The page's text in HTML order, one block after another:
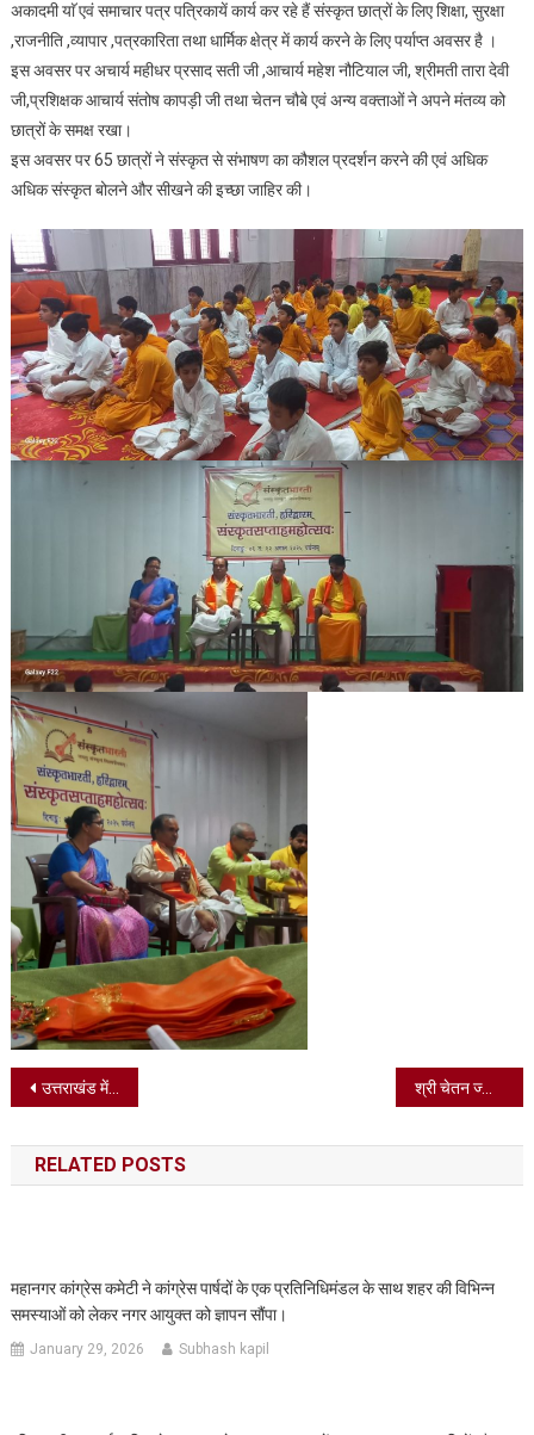
शिविर
का
समापन
हुआ।
अकादमी याॅ एवं समाचार पत्र पत्रिकायें कार्य कर रहे हैं संस्कृत छात्रों के लिए शिक्षा, सुरक्षा
,राजनीति ,व्यापार ,पत्रकारिता तथा धार्मिक क्षेत्र में कार्य करने के लिए पर्याप्त अवसर है ।
इस अवसर पर अचार्य महीधर प्रसाद सती जी ,आचार्य महेश नौटियाल जी, श्रीमती तारा देवी
जी,प्रशिक्षक आचार्य संतोष कापड़ी जी तथा चेतन चौबे एवं अन्य वक्ताओं ने अपने मंतव्य को
छात्रों के समक्ष रखा।
इस अवसर पर 65 छात्रों ने संस्कृत से संभाषण का कौशल प्रदर्शन करने की एवं अधिक
अधिक संस्कृत बोलने और सीखने की इच्छा जाहिर की।
Post
navigation
उत्तराखंड में आज भी भारी वर्षा के आसार मौसम विभाग ने रेड अलर्ट जारी करते हुए 05 दिन का पूर्वानुमान जारी किया। श्री चेतन ज्योति संस्कृत विद्यालय हरिद्वार में 10दिवसीय (26 जुलाई से 6अगस्त तक चले) संस्कृत संभाषण शिविर का समापन हुआ।
RELATED POSTS
महानगर कांग्रेस कमेटी ने कांग्रेस पार्षदों के एक प्रतिनिधिमंडल के साथ शहर की विभिन्न
समस्याओं को लेकर नगर आयुक्त को ज्ञापन सौंपा।
January 29, 2026 Subhash kapil